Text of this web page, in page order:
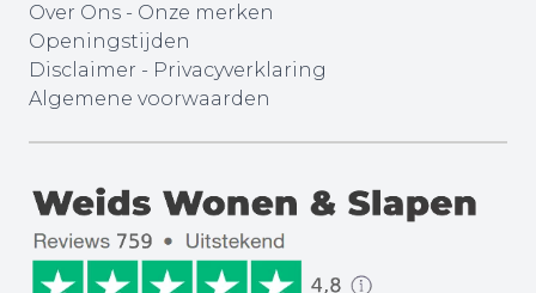
Over Ons - Onze merken
Openingstijden
Disclaimer - Privacyverklaring
Algemene voorwaarden